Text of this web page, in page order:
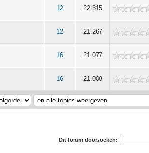
12 22.315
12 21.267
16 21.077
16 21.008
Dit forum doorzoeken: